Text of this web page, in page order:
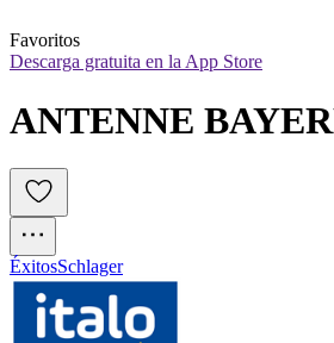
Favoritos
Descarga gratuita en la App Store
ANTENNE
ÉxitosSchlager